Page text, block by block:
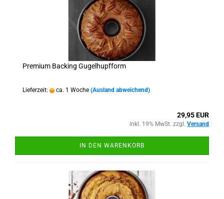
Premium Backing Gugelhupfform
Lieferzeit: ca. 1 Woche (Ausland abweichend)
29,95 EUR
inkl. 19% MwSt. zzgl. Versand
IN DEN WARENKORB